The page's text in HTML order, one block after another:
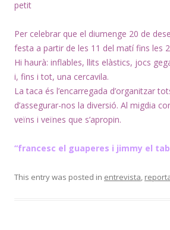
petit
Per celebrar que el diumenge 20 de
festa a partir de les 11 del matí fins les
Hi haurà: inflables, llits elàstics, jocs
i, fins i tot, una cercavila.
La taca és l’encarregada d’organitzar
d’assegurar-nos la diversió. Al migdia
veïns i veïnes que s’apropin.
“francesc el guaperes i jimmy el
This entry was posted in entrevista,